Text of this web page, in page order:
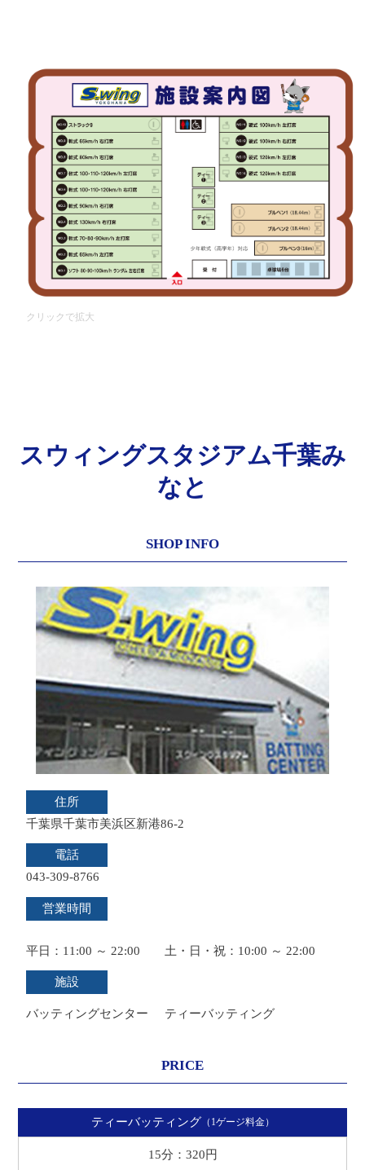
クリックで拡大
スウィングスタジアム千葉み
なと
SHOP INFO
住所
千葉県千葉市美浜区新港86-2
電話
043-309-8766
営業時間
平日：11:00 ～ 22:00 土・日・祝：10:00 ～ 22:00
施設
バッティングセンター ティーバッティング
PRICE
ティーバッティング（1ゲージ料金）
15分：320円